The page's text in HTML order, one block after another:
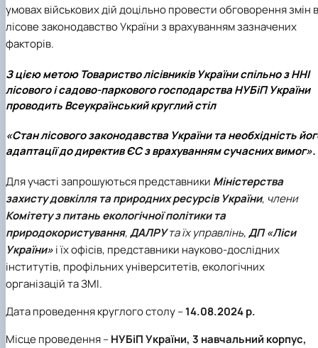
Іноземні мови
Працевлаштування
Їдальні та буфети
Студентські квитки
Центр вивчення мов
Психологічна підтримка
Інклюзивне середовище
Рада молодих вчених
Наукові школи
Методичні рекомендації, пам'ятки
Форми документів
ЦКНО «Агропромисловий комплекс, лісове і
садово-паркове господарство, ветеринарна
Біоетична комісія
Наукові видання
Наукові журнали НУБіП України
Наукові журнали НУБіП України (English)
Пам'ятка про проведення науково-
заходів
Порядок планування та організації
проведення НТЗ
Результати науково-технічних заходів
«SEB-2024»
Наглядова рада
Рада роботодавців
Історія університету
Видатні випускники та працівники
Почесні доктори і професори НУБіП України
Пресслужба
Університетський кур'єр
Вибори ректора
Програма розвитку університету
ініціатива – 2025»
Доступ до публічної інформації
Державні закупівлі
Уповноважена особа з питань запобігання
виявлення корупції
Положення про антикорупційного
уповноваженого НУБіП України
Національні нормативно-правові акти
Нормативно-правові акти НУБіП України
Інформаційні ресурси НАЗК
Антикорупційні заходи
Гендерна радниця
Контактна інформація
умовах військових дій доцільно провести обговорення змін в
лісове законодавство України з врахуванням зазначених
факторів.
З цією метою Товариство лісівників України спільно з ННІ
лісового і садово-паркового господарства НУБіП України
проводить Всеукраїнський круглий стіл
«Стан лісового законодавства України та необхідність
адаптації до директив ЄС з врахуванням сучасних вимог».
Для участі запрошуються представники Міністерства
захисту довкілля та природних ресурсів України, члени
Комітету з питань екологічної політики та
природокористування,ДАЛРУта їх управлінь,ДП «Ліси
України»і їх офісів, представники науково-дослідних
інститутів, профільних університетів, екологічних
організацій та ЗМІ.
Дата проведення круглого столу –14.08.2024 р.
Місце проведення –НУБіП України, 3 навчальний корпус,